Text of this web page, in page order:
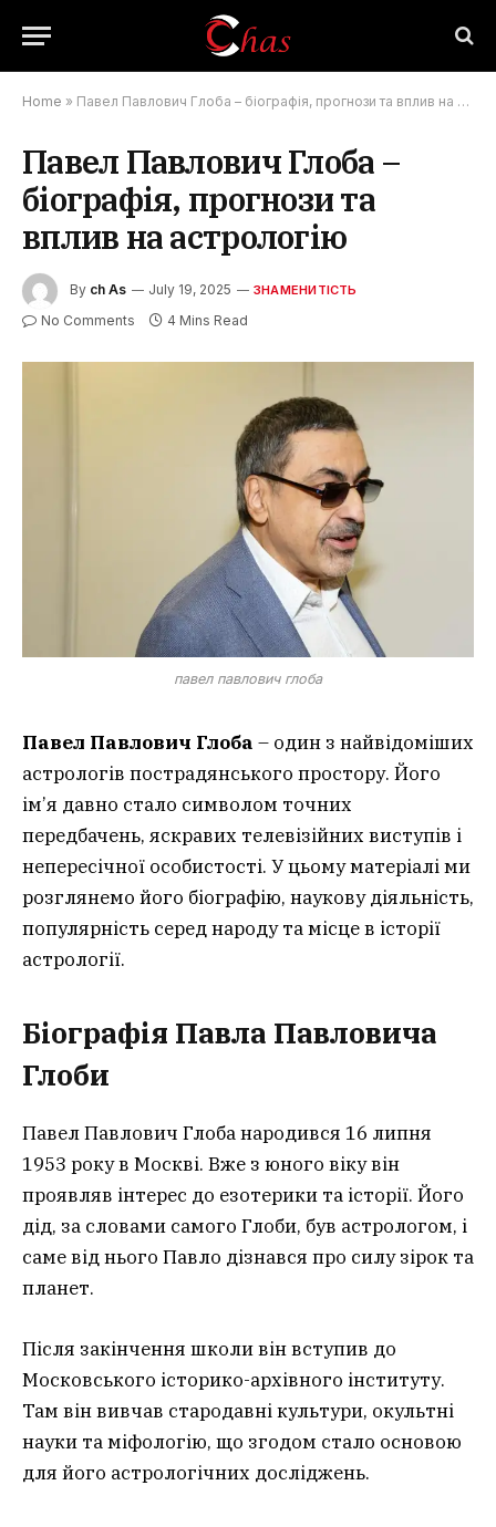
Home » Павел Павлович Глоба – біографія, прогнози та вплив на астрологію
Павел Павлович Глоба –
біографія, прогнози та
вплив на астрологію
By ch As July 19, 2025 ЗНАМЕНИТІСТЬ
No Comments 4 Mins Read
павел павлович глоба
Павел Павлович Глоба – один з найвідоміших
астрологів пострадянського простору. Його
ім’я давно стало символом точних
передбачень, яскравих телевізійних виступів і
непересічної особистості. У цьому матеріалі ми
розглянемо його біографію, наукову діяльність,
популярність серед народу та місце в історії
астрології.
Біографія Павла Павловича
Глоби
Павел Павлович Глоба народився 16 липня
1953 року в Москві. Вже з юного віку він
проявляв інтерес до езотерики та історії. Його
дід, за словами самого Глоби, був астрологом, і
саме від нього Павло дізнався про силу зірок та
планет.
Після закінчення школи він вступив до
Московського історико-архівного інституту.
Там він вивчав стародавні культури, окультні
науки та міфологію, що згодом стало основою
для його астрологічних досліджень.